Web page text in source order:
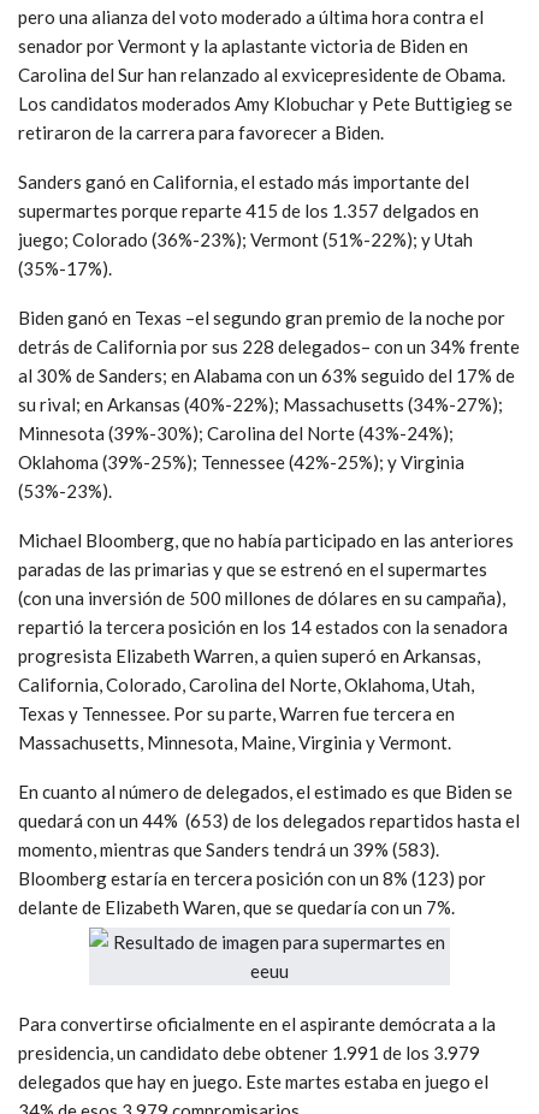
pero una alianza del voto moderado a última hora contra el
senador por Vermont y la aplastante victoria de Biden en
Carolina del Sur han relanzado al exvicepresidente de Obama.
Los candidatos moderados Amy Klobuchar y Pete Buttigieg se
retiraron de la carrera para favorecer a Biden.
Sanders ganó en California, el estado más importante del
supermartes porque reparte 415 de los 1.357 delgados en
juego; Colorado (36%-23%); Vermont (51%-22%); y Utah
(35%-17%).
Biden ganó en Texas –el segundo gran premio de la noche por
detrás de California por sus 228 delegados– con un 34% frente
al 30% de Sanders; en Alabama con un 63% seguido del 17% de
su rival; en Arkansas (40%-22%); Massachusetts (34%-27%);
Minnesota (39%-30%); Carolina del Norte (43%-24%);
Oklahoma (39%-25%); Tennessee (42%-25%); y Virginia
(53%-23%).
Michael Bloomberg, que no había participado en las anteriores
paradas de las primarias y que se estrenó en el supermartes
(con una inversión de 500 millones de dólares en su campaña),
repartió la tercera posición en los 14 estados con la senadora
progresista Elizabeth Warren, a quien superó en Arkansas,
California, Colorado, Carolina del Norte, Oklahoma, Utah,
Texas y Tennessee. Por su parte, Warren fue tercera en
Massachusetts, Minnesota, Maine, Virginia y Vermont.
En cuanto al número de delegados, el estimado es que Biden se
quedará con un 44% (653) de los delegados repartidos hasta el
momento, mientras que Sanders tendrá un 39% (583).
Bloomberg estaría en tercera posición con un 8% (123) por
delante de Elizabeth Waren, que se quedaría con un 7%.
Para convertirse oficialmente en el aspirante demócrata a la
presidencia, un candidato debe obtener 1.991 de los 3.979
delegados que hay en juego. Este martes estaba en juego el